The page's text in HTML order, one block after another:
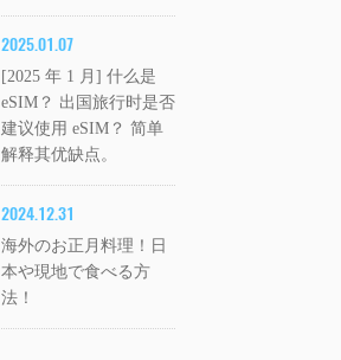
2025.01.07
[2025 年 1 月] 什么是
eSIM？ 出国旅行时是否
建议使用 eSIM？ 简单
解释其优缺点。
2024.12.31
海外のお正月料理！日
本や現地で食べる方
法！